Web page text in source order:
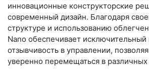
инновационные конструкторские
современный дизайн. Благодаря
структуре и использованию
Nano обеспечивает исключительный
отзывчивость в управлении,
уверенно перемещаться в различных